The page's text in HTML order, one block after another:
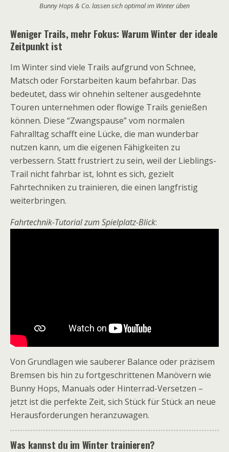
Bunny Hops & Co. lassen sich optimal im Winter üben
Weniger Trails, mehr Fokus: Warum Winter der ideale
Zeitpunkt ist
Im Winter sind viele Trails aufgrund von Schnee,
Matsch oder Forstarbeiten kaum befahrbar. Das
bedeutet, dass wir ohnehin seltener ausgedehnte
Touren unternehmen oder flowige Trails genießen
können. Diese “Zwangspause” vom normalen
Fahralltag schafft eine Lücke, die man wunderbar
nutzen kann, um die eigenen Fähigkeiten zu
verbessern. Statt frustriert zu sein, weil der Lieblings-
Trail nicht fahrbar ist, lohnt es sich, gezielt
Fahrtechniken zu trainieren, die einen langfristig
weiterbringen.
Fahrtechnik-Tutorial zum Spielplatz-Blick:
Von Grundlagen wie sauberer Balance oder präzisem
Bremsen bis hin zu fortgeschrittenen Manövern wie
Bunny Hops, Manuals oder Hinterrad-Versetzen –
jetzt ist die perfekte Zeit, sich Stück für Stück an neue
Herausforderungen heranzuwagen.
Was kannst du im Winter trainieren?